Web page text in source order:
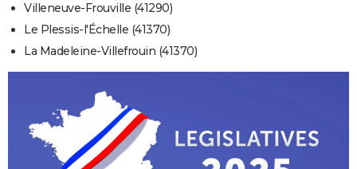
Villeneuve-Frouville (41290)
Le Plessis-l'Échelle (41370)
La Madeleine-Villefrouin (41370)